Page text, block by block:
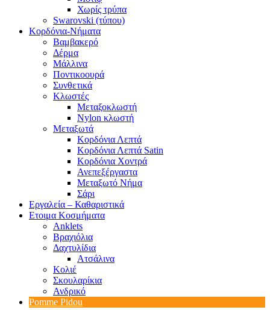
Χωρίς τρύπα
Swarovski (τύπου)
Κορδόνια-Νήματα
Βαμβακερό
Δέρμα
Μάλλινα
Ποντικοουρά
Συνθετικά
Κλωστές
Μεταξοκλωστή
Nylon κλωστή
Μεταξωτά
Κορδόνια Λεπτά
Κορδόνια Λεπτά Satin
Κορδόνια Χοντρά
Ανεπεξέργαστα
Μεταξωτό Νήμα
Σάρι
Εργαλεία – Καθαριστικά
Ετοιμα Κοσμήματα
Anklets
Βραχιόλια
Δαχτυλίδια
Ατσάλινα
Κολιέ
Σκουλαρίκια
Ανδρικό
Pomme Pidou